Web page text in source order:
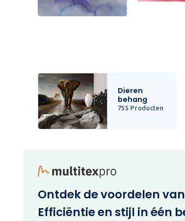
Dieren
behang
755 Producten
Ontdek de voordelen
Efficiëntie en stijl in één